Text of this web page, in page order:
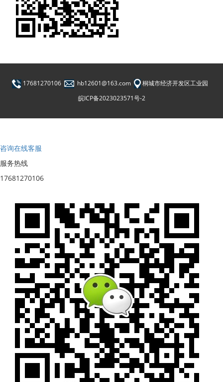
17681270106 hb12601@163.com
桐城市经济开发区工业园
皖ICP备2023023571号-2
咨询在线客服
服务热线
17681270106